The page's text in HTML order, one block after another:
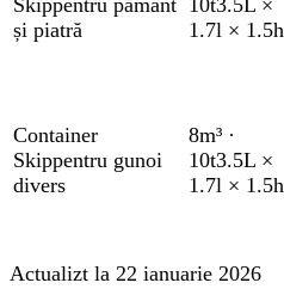
și piatră
1.7l × 1.5h
Container
Skippentru gunoi
divers
8m³ ·
10t3.5L ×
1.7l × 1.5h
Actualizt la 22 ianuarie 2026